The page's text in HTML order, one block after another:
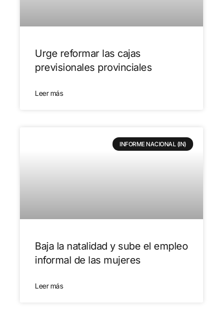
Urge reformar las cajas
previsionales provinciales
Leer más
INFORME NACIONAL (IN)
Baja la natalidad y sube el empleo
informal de las mujeres
Leer más